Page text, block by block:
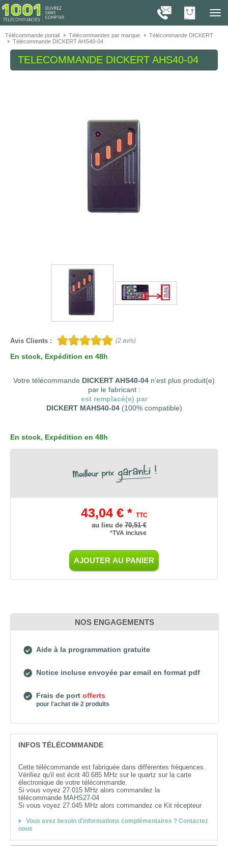
1001
Télécommande portail
Télécommandes par marque
Télécommande DICKERT
Télécommande DICKERT AHS40-04
TELECOMMANDE DICKERT AHS40-04
Avis Clients : (2 avis)
En stock, Expédition en 48h
Votre télécommande DICKERT AHS40-04 n’est plus produit(e)
par le fabricant :
est remplacé(e) par
DICKERT MAHS40-04(100% compatible)
En stock, Expédition en 48h
43,04 € * TTC
au lieu de70,51 €
*TVA incluse
AJOUTER AU PANIER
NOS ENGAGEMENTS
Aide à la programmation gratuite
Notice incluse envoyée par email en format pdf
Frais de port offerts
pour l'achat de 2 produits
INFOS TÉLÉCOMMANDE
Cette télécommande est fabriquée dans différentes fréquences.
Vérifiez qu'il est écrit 40.685 MHz sur le quartz sur la carte
électronique de votre télécommande.
Si vous voyez 27.015 MHz alors commandez la
télécommande MAHS27-04
Si vous voyez 27.045 MHz alors commandez ce Kit récepteur
Vous avez besoin d'informations complémentaires ? Contactez
nous
On vous présente nos cookies !